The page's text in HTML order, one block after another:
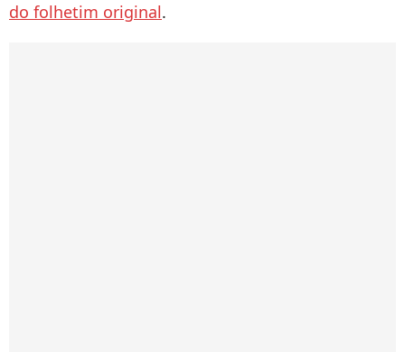
do folhetim original.